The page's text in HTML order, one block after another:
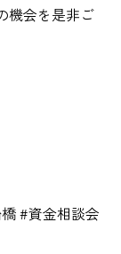
機会を是非ご
#資金相談会